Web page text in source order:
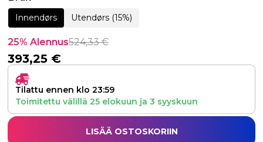
Innendørs Utendørs (15%)
25% Alennus524,33€
393,25 €
Tilattu ennen klo 23:59
Toimitettu välillä 25 elokuun ja 3 syyskuun
LISÄÄ OSTOSKORIIN